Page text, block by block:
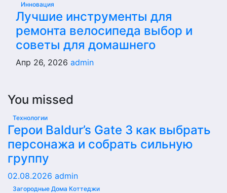
Инновация
Лучшие инструменты для
ремонта велосипеда выбор и
советы для домашнего
Апр 26, 2026 admin
You missed
Технологии
Герои Baldur’s Gate 3 как выбрать
персонажа и собрать сильную
группу
02.08.2026 admin
Загородные Дома Коттеджи